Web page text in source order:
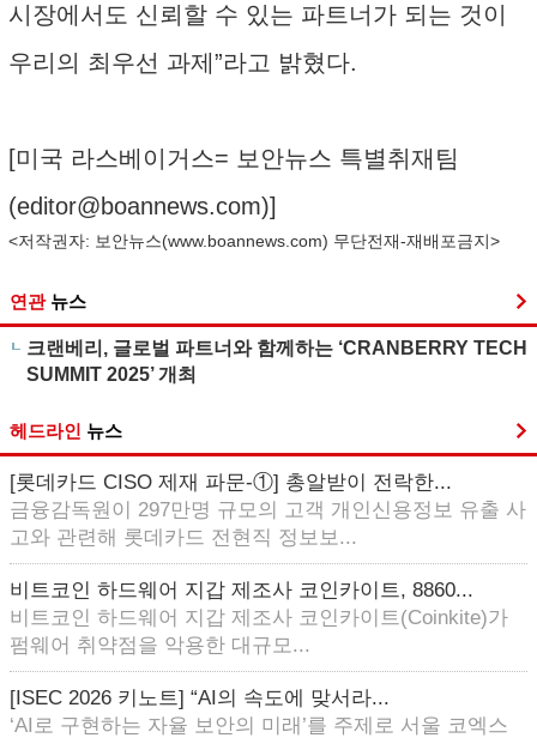
시장에서도 신뢰할 수 있는 파트너가 되는 것이
우리의 최우선 과제”라고 밝혔다.
[미국 라스베이거스= 보안뉴스 특별취재팀
(editor@boannews.com)]
<저작권자: 보안뉴스(www.boannews.com) 무단전재-재배포금지>
연관 뉴스
크랜베리, 글로벌 파트너와 함께하는 ‘CRANBERRY TECH
SUMMIT 2025’ 개최
헤드라인 뉴스
[롯데카드 CISO 제재 파문-①] 총알받이 전락한...
금융감독원이 297만명 규모의 고객 개인신용정보 유출 사
고와 관련해 롯데카드 전현직 정보보...
비트코인 하드웨어 지갑 제조사 코인카이트, 8860...
비트코인 하드웨어 지갑 제조사 코인카이트(Coinkite)가
펌웨어 취약점을 악용한 대규모...
[ISEC 2026 키노트] “AI의 속도에 맞서라...
‘AI로 구현하는 자율 보안의 미래’를 주제로 서울 코엑스